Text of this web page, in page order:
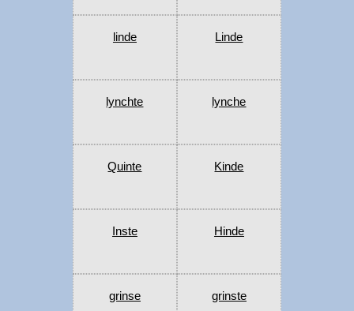
linde Linde
lynchte lynche
Quinte Kinde
Inste Hinde
grinse grinste